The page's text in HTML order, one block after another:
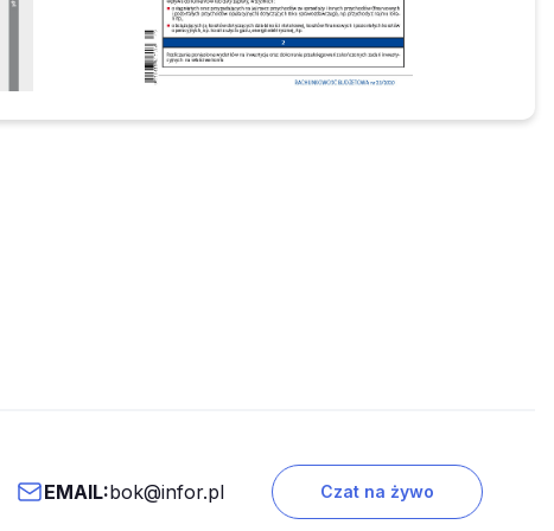
EMAIL:bok@infor.pl Czat na żywo